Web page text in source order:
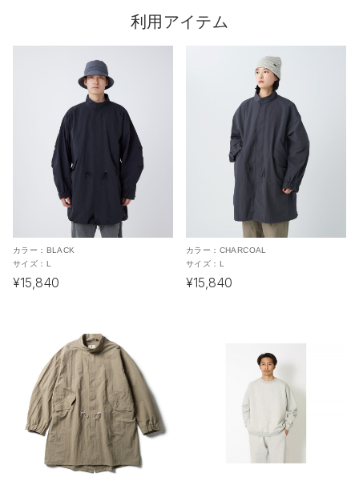
利用アイテム
カラー： BLACK
サイズ： L
¥15,840
カラー： CHARCOAL
サイズ： L
¥15,840